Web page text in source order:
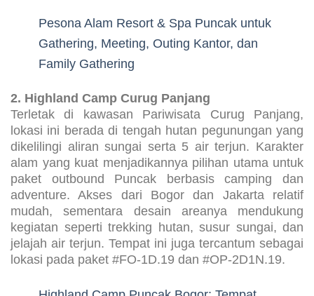
Pesona Alam Resort & Spa Puncak untuk
Gathering, Meeting, Outing Kantor, dan
Family Gathering
2. Highland Camp Curug Panjang
Terletak di kawasan Pariwisata Curug Panjang,
lokasi ini berada di tengah hutan pegunungan yang
dikelilingi aliran sungai serta 5 air terjun. Karakter
alam yang kuat menjadikannya pilihan utama untuk
paket outbound Puncak berbasis camping dan
adventure. Akses dari Bogor dan Jakarta relatif
mudah, sementara desain areanya mendukung
kegiatan seperti trekking hutan, susur sungai, dan
jelajah air terjun. Tempat ini juga tercantum sebagai
lokasi pada paket #FO-1D.19 dan #OP-2D1N.19.